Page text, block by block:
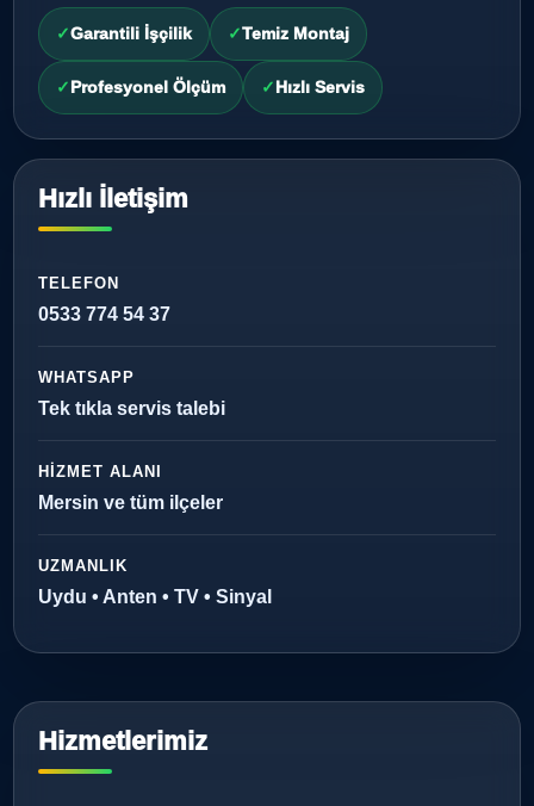
Garantili İşçilik Temiz Montaj
Profesyonel Ölçüm Hızlı Servis
Hızlı İletişim
TELEFON
0533 774 54 37
WHATSAPP
Tek tıkla servis talebi
HIZMET ALANI
Mersin ve tüm ilçeler
UZMANLIK
Uydu • Anten • TV • Sinyal
Hizmetlerimiz